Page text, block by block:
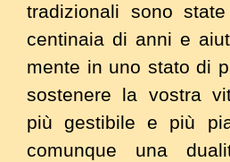
tradizionali sono
centinaia di anni e
mente in uno stato di
sostenere la vostra
più gestibile e più
comunque una